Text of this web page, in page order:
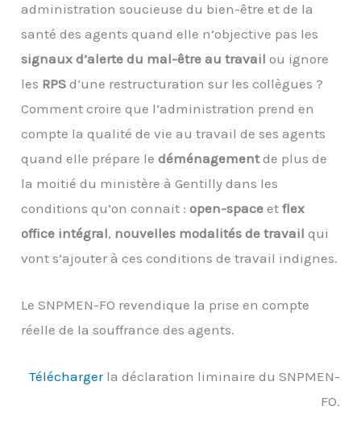
administration soucieuse du bien-être et de la
santé des agents quand elle n’objective pas les
signaux d’alerte du mal-être au travail ou ignore
les RPS d’une restructuration sur les collègues ?
Comment croire que l’administration prend en
compte la qualité de vie au travail de ses agents
quand elle prépare ledéménagementde plus de
la moitié du ministère à Gentilly dans les
conditions qu’on connait :open-space etflex
office intégral, nouvelles modalités de travail qui
vont s’ajouter à ces conditions de travail indignes.
Le SNPMEN-FO revendique la prise en compte
réelle de la souffrance des agents.
Téléchargerla déclaration liminaire du SNPMEN-
FO.